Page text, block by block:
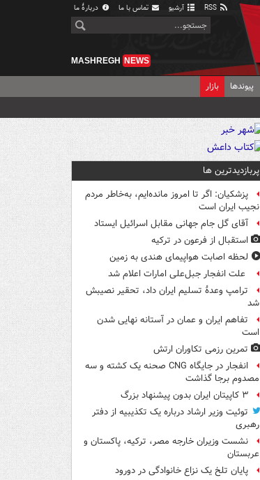
آرشیو تماس با ما دربارهٔ ما
MASHREGH NEWS
پیوندها بازار
پربازدیدترین ها
پزشکیان: اگر تا امروز مانده‌ایم، به‌خاطر مردم
نجیب ایران است
آقای گل جام جهانی مقابل اسرائیل ایستاد
استقبال از فرعون در ترکیه
لحظه اصابت هواپیمای هندی به زمین
علت انفجار جبل‌علی امارات اعلام شد
ترامپ وعدۀ تسلیم ایران داد، تحقیر نصیبش
شد
تفاهم ایران و عمان در آستانه نهایی شدن
است
تمرین رزمی تکاوران ارتش
انفجار در جایگاه CNG صحنه یک کشته و سه
مصدوم برجا گذاشت
۳ کاپیتان ایران بدون پیشنهاد بزرگ
توئیت وزیر ارشاد درباره یک تکذیبیه از دفتر
رهبری
نشست وزیران خارجه مصر، ترکیه، پاکستان و
عربستان
پایان تلخ یک نزاع خانوادگی در دورود